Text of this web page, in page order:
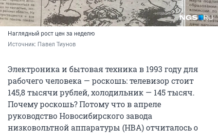
Наглядный рост цен за неделю
Источник: Павел Тиунов
Электроника и бытовая техника в 1993 году для
рабочего человека — роскошь: телевизор стоит
145,8 тысячи рублей, холодильник — 145 тысяч.
Почему роскошь? Потому что в апреле
руководство Новосибирского завода
низковольтной аппаратуры (НВА) отчиталось о